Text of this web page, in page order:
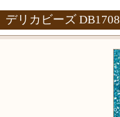
デリカビーズ DB1708